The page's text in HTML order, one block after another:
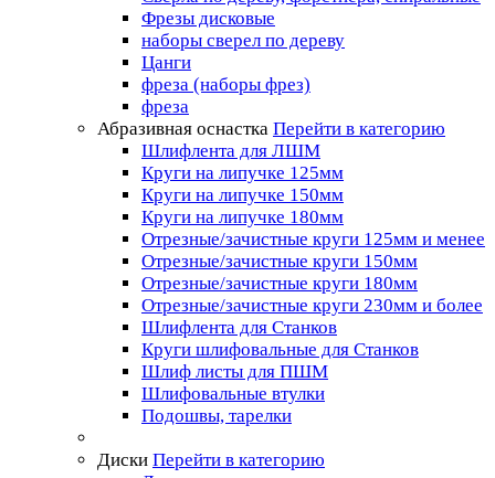
Фрезы дисковые
наборы сверел по дереву
Цанги
фреза (наборы фрез)
фреза
Абразивная оснастка Перейти в категорию
Шлифлента для ЛШМ
Круги на липучке 125мм
Круги на липучке 150мм
Круги на липучке 180мм
Отрезные/зачистные круги 125мм и менее
Отрезные/зачистные круги 150мм
Отрезные/зачистные круги 180мм
Отрезные/зачистные круги 230мм и более
Шлифлента для Станков
Круги шлифовальные для Станков
Шлиф листы для ПШМ
Шлифовальные втулки
Подошвы, тарелки
Диски Перейти в категорию